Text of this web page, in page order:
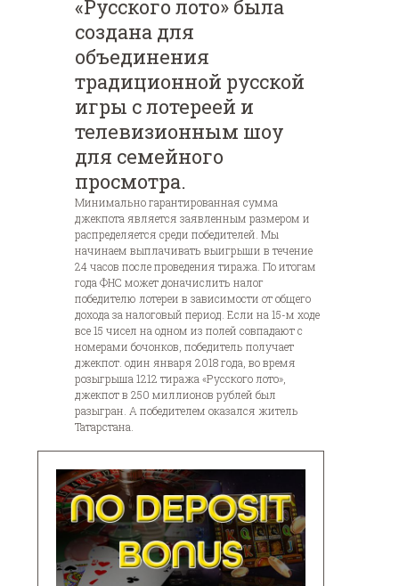
«Русского лото» была
создана для
объединения
традиционной русской
игры с лотереей и
телевизионным шоу
для семейного
просмотра.
Минимально гарантированная сумма
джекпота является заявленным размером и
распределяется среди победителей. Мы
начинаем выплачивать выигрыши в течение
24 часов после проведения тиража. По итогам
года ФНС может доначислить налог
победителю лотереи в зависимости от общего
дохода за налоговый период. Если на 15-м ходе
все 15 чисел на одном из полей совпадают с
номерами бочонков, победитель получает
джекпот. один января 2018 года, во время
розыгрыша 1212 тиража «Русского лото»,
джекпот в 250 миллионов рублей был
разыгран. А победителем оказался житель
Татарстана.